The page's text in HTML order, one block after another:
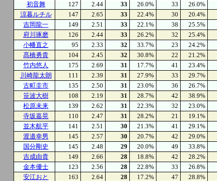
初音舞
127 2.44 33 26.0% 33
26.0%
涼暮ルチル
147 2.65 33 22.4% 30
20.4%
吉岡龍一
149 2.51 33 22.1% 38
25.5%
府川琢磨
126 2.44 33 26.2% 32
25.4%
小幡直之
95 2.33 32 33.7% 23
24.2%
髙橋勇貴
104 2.45 32 30.8% 22
21.2%
竹内悠人
175 2.69 31 17.7% 41
23.4%
川崎龍太朗
111 2.39 31 27.9% 33
29.7%
古町圭市
135 2.50 31 23.0% 36
26.7%
笹波大樹
108 2.19 31 28.7% 42
38.9%
松原未来
139 2.62 31 22.3% 32
23.0%
寺坂嘉晃
110 2.47 31 28.2% 21
19.1%
並木航平
141 2.51 30 21.3% 41
29.1%
渡邉幸男
145 2.57 30 20.7% 42
29.0%
国分剛史
145 2.48 29 20.0% 49
33.8%
吉成由貴
149 2.66 28 18.8% 42
28.2%
金本優士
123 2.56 28 22.8% 33
26.8%
安江おと
163 2.64 28 17.2% 47
28.8%